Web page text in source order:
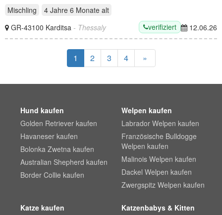
Mischling
4 Jahre 6 Monate alt
GR-43100 Karditsa - Thessaly verifiziert 12.06.26
1 2 3 4 »
Hund kaufen
Golden Retriever kaufen
Havaneser kaufen
Bolonka Zwetna kaufen
Australian Shepherd kaufen
Border Collie kaufen
Welpen kaufen
Labrador Welpen kaufen
Französische Bulldogge
Welpen kaufen
Malinois Welpen kaufen
Dackel Welpen kaufen
Zwergspitz Welpen kaufen
Katze kaufen
Katzenbabys & Kitten